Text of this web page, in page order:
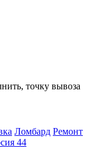
точку вывоза
Ломбард Ремонт
44